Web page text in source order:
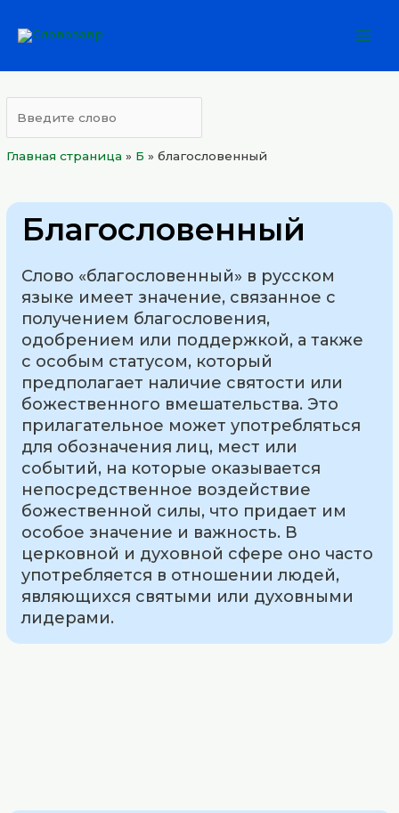
Главная страница » Б »благословенный
Благословенный
Слово «благословенный» в русском
языке имеет значение, связанное с
получением благословения,
одобрением или поддержкой, а также
с особым статусом, который
предполагает наличие святости или
божественного вмешательства. Это
прилагательное может употребляться
для обозначения лиц, мест или
событий, на которые оказывается
непосредственное воздействие
божественной силы, что придает им
особое значение и важность. В
церковной и духовной сфере оно часто
употребляется в отношении людей,
являющихся святыми или духовными
лидерами.